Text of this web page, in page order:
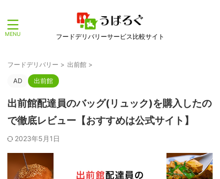
フードデリバリーサービス比較サイト
フードデリバリー > 出前館 >
AD 出前館
出前館配達員のバッグ(リュック)を購入したの
で徹底レビュー【おすすめは公式サイト】
2023年5月1日